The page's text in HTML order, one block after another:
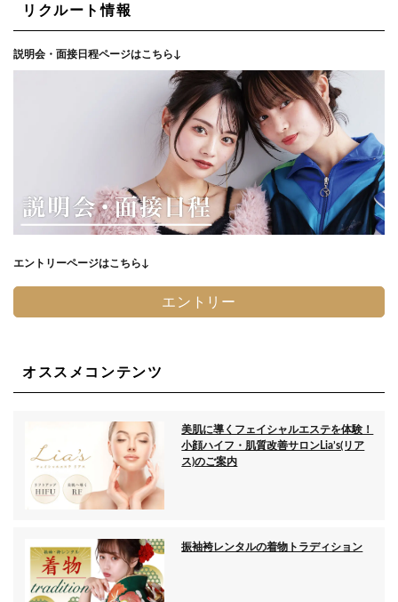
リクルート情報
説明会・面接日程ページはこちら↓
エントリーページはこちら↓
エントリー
オススメコンテンツ
美肌に導くフェイシャルエステを体験！
小顔ハイフ・肌質改善サロンLia’s(リア
ス)のご案内
振袖袴レンタルの着物トラディション